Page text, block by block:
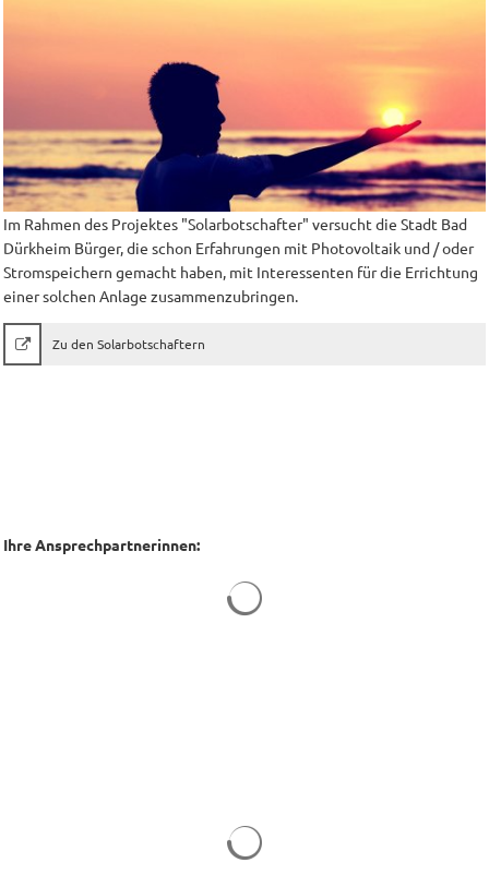
Im Rahmen des Projektes "Solarbotschafter" versucht die Stadt Bad
Dürkheim Bürger, die schon Erfahrungen mit Photovoltaik und / oder
Stromspeichern gemacht haben, mit Interessenten für die Errichtung
einer solchen Anlage zusammenzubringen.
Zu den Solarbotschaftern
Ihre Ansprechpartnerinnen: